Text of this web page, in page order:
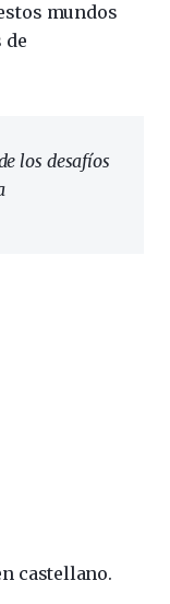
mundos
de
los desafíos
castellano.